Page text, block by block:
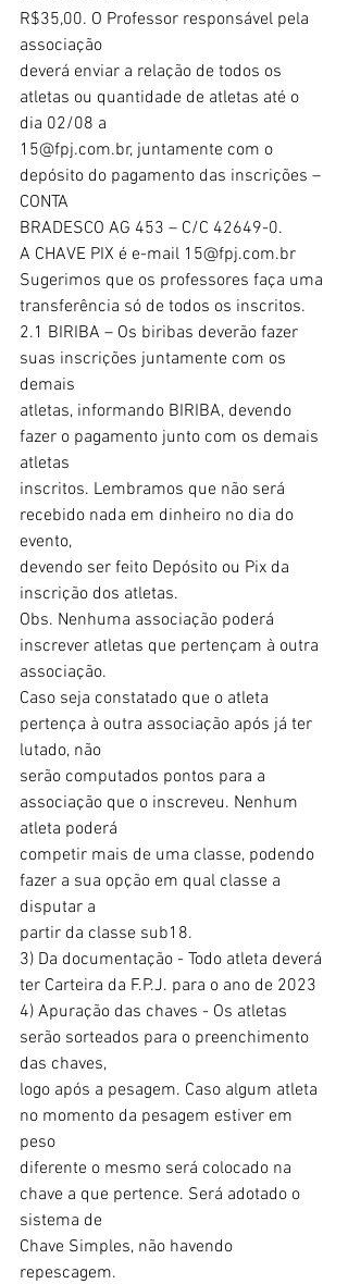
R$35,00. O Professor responsável pela
associação
deverá enviar a relação de todos os
atletas ou quantidade de atletas até o
dia 02/08 a
15@fpj.com.br, juntamente com o
depósito do pagamento das inscrições –
CONTA
BRADESCO AG 453 – C/C 42649-0.
A CHAVE PIX é e-mail 15@fpj.com.br
Sugerimos que os professores faça uma
transferência só de todos os inscritos.
2.1 BIRIBA – Os biribas deverão fazer
suas inscrições juntamente com os
demais
atletas, informando BIRIBA, devendo
fazer o pagamento junto com os demais
atletas
inscritos. Lembramos que não será
recebido nada em dinheiro no dia do
evento,
devendo ser feito Depósito ou Pix da
inscrição dos atletas.
Obs. Nenhuma associação poderá
inscrever atletas que pertençam à outra
associação.
Caso seja constatado que o atleta
pertença à outra associação após já ter
lutado, não
serão computados pontos para a
associação que o inscreveu. Nenhum
atleta poderá
competir mais de uma classe, podendo
fazer a sua opção em qual classe a
disputar a
partir da classe sub18.
3) Da documentação - Todo atleta deverá
ter Carteira da F.P.J. para o ano de 2023
4) Apuração das chaves - Os atletas
serão sorteados para o preenchimento
das chaves,
logo após a pesagem. Caso algum atleta
no momento da pesagem estiver em
peso
diferente o mesmo será colocado na
chave a que pertence. Será adotado o
sistema de
Chave Simples, não havendo
repescagem.